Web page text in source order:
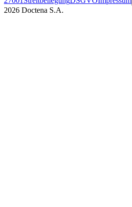
2026 Doctena S.A.